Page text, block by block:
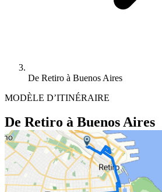
De Retiro à Buenos Aires
MODÈLE D’ITINÉRAIRE
De Retiro à Buenos Aires